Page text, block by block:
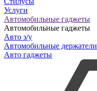
Услуги
Автомобильные гаджеты
Автомобильные гаджеты
Авто з/у
Автомобильные держатели
Авто гаджеты